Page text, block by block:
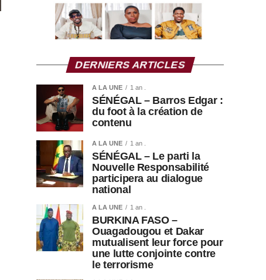
DERNIERS ARTICLES
A LA UNE 1 an .
SÉNÉGAL – Barros Edgar :
du foot à la création de
contenu
A LA UNE 1 an .
SÉNÉGAL – Le parti la
Nouvelle Responsabilité
participera au dialogue
national
A LA UNE 1 an .
BURKINA FASO –
Ouagadougou et Dakar
mutualisent leur force pour
une lutte conjointe contre
le terrorisme